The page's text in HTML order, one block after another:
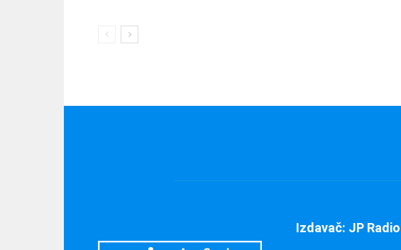
Izdavač: JP